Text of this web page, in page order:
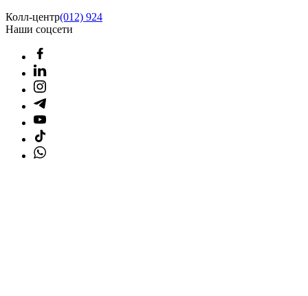
Колл-центр(012) 924
Наши соцсети